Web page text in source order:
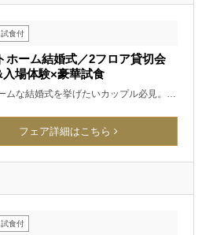
試食付
ホーム結婚式／2フロア貸切会
場体験×豪華試食
ムな結婚式を挙げたいカップル必見。…
フェア詳細はこちら
試食付